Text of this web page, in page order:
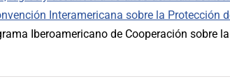
Interamericana sobre la Protección
Iberoamericano de Cooperación sobre